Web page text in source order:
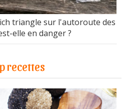
triangle sur l'autoroute des
elle en danger ?
recettes